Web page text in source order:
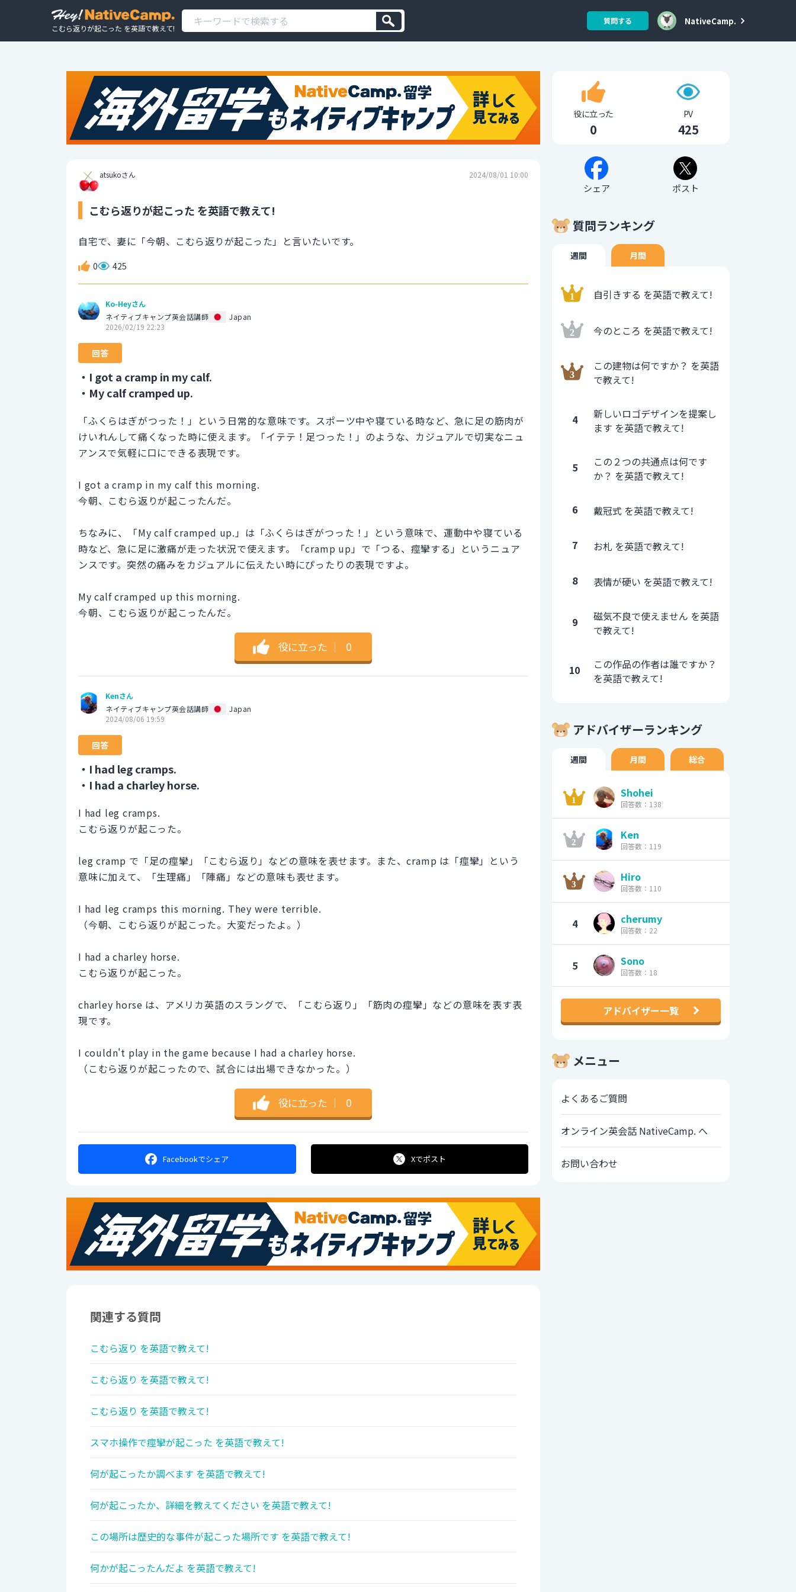
こむら返りが起こった を英語で教えて!
質問する NativeCamp.
atsukoさん 2024/08/01 10:00
こむら返りが起こった を英語で教えて!
自宅で、妻に「今朝、こむら返りが起こった」と言いたいです。
0 425
Ko-Heyさん
ネイティブキャンプ英会話講師
Japan
2026/02/19 22:23
回答
・I got a cramp in my calf.
・My calf cramped up.
「ふくらはぎがつった！」という日常的な意味です。スポーツ中や寝ている時など、急に足の筋肉が
けいれんして痛くなった時に使えます。「イテテ！足つった！」のような、カジュアルで切実なニュ
アンスで気軽に口にできる表現です。
I got a cramp in my calf this morning.
今朝、こむら返りが起こったんだ。
ちなみに、「My calf cramped up.」は「ふくらはぎがつった！」という意味で、運動中や寝ている
時など、急に足に激痛が走った状況で使えます。「cramp up」で「つる、痙攣する」というニュア
ンスです。突然の痛みをカジュアルに伝えたい時にぴったりの表現ですよ。
My calf cramped up this morning.
今朝、こむら返りが起こったんだ。
役に立った ｜ 0
Kenさん
ネイティブキャンプ英会話講師
Japan
2024/08/06 19:59
回答
・I had leg cramps.
・I had a charley horse.
I had leg cramps.
こむら返りが起こった。
leg cramp で「足の痙攣」「こむら返り」などの意味を表せます。また、cramp は「痙攣」という
意味に加えて、「生理痛」「陣痛」などの意味も表せます。
I had leg cramps this morning. They were terrible.
（今朝、こむら返りが起こった。大変だったよ。）
I had a charley horse.
こむら返りが起こった。
charley horse は、アメリカ英語のスラングで、「こむら返り」「筋肉の痙攣」などの意味を表す表
現です。
I couldn't play in the game because I had a charley horse.
（こむら返りが起こったので、試合には出場できなかった。）
役に立った ｜ 0
Facebookでシェア Xでポスト
関連する質問
こむら返り を英語で教えて!
こむら返り を英語で教えて!
こむら返り を英語で教えて!
スマホ操作で痙攣が起こった を英語で教えて!
何が起こったか調べます を英語で教えて!
何が起こったか、詳細を教えてください を英語で教えて!
この場所は歴史的な事件が起こった場所です を英語で教えて!
何かが起こったんだよ を英語で教えて!
役に立った
0
PV
425
シェア ポスト
質問ランキング
週間 月間
自引きする を英語で教えて!
今のところ を英語で教えて!
この建物は何ですか？ を英語
で教えて!
4
新しいロゴデザインを提案し
ます を英語で教えて!
5
この２つの共通点は何です
か？ を英語で教えて!
6 戴冠式 を英語で教えて!
7 お札 を英語で教えて!
8 表情が硬い を英語で教えて!
9
磁気不良で使えません を英語
で教えて!
10
この作品の作者は誰ですか？
を英語で教えて!
アドバイザーランキング
週間 月間 総合
Shohei
回答数：138
Ken
回答数：119
Hiro
回答数：110
4 cherumy
回答数：22
5 Sono
回答数：18
アドバイザー一覧
メニュー
よくあるご質問
オンライン英会話 NativeCamp. へ
お問い合わせ